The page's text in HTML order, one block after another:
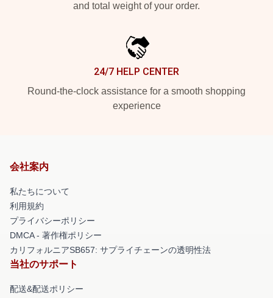
and total weight of your order.
24/7 HELP CENTER
Round-the-clock assistance for a smooth shopping
experience
会社案内
私たちについて
利用規約
プライバシーポリシー
DMCA - 著作権ポリシー
カリフォルニアSB657: サプライチェーンの透明性法
当社のサポート
配送&配送ポリシー